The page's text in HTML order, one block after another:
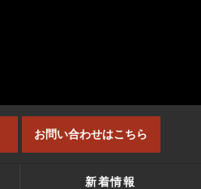
お問い合わせはこちら
新着情報